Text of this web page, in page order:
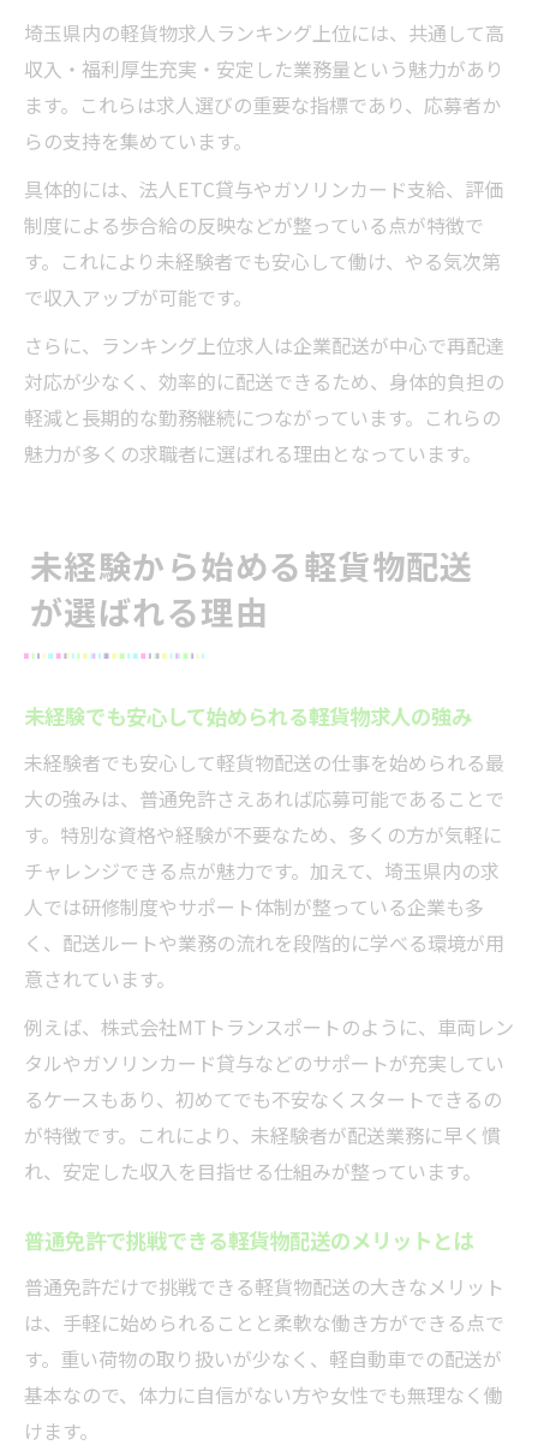
埼玉県内の軽貨物求人ランキング上位には、共通して高
収入・福利厚生充実・安定した業務量という魅力があり
ます。これらは求人選びの重要な指標であり、応募者か
らの支持を集めています。
具体的には、法人ETC貸与やガソリンカード支給、評価
制度による歩合給の反映などが整っている点が特徴で
す。これにより未経験者でも安心して働け、やる気次第
で収入アップが可能です。
さらに、ランキング上位求人は企業配送が中心で再配達
対応が少なく、効率的に配送できるため、身体的負担の
軽減と長期的な勤務継続につながっています。これらの
魅力が多くの求職者に選ばれる理由となっています。
未経験から始める軽貨物配送
が選ばれる理由
未経験でも安心して始められる軽貨物求人の強み
未経験者でも安心して軽貨物配送の仕事を始められる最
大の強みは、普通免許さえあれば応募可能であることで
す。特別な資格や経験が不要なため、多くの方が気軽に
チャレンジできる点が魅力です。加えて、埼玉県内の求
人では研修制度やサポート体制が整っている企業も多
く、配送ルートや業務の流れを段階的に学べる環境が用
意されています。
例えば、株式会社MTトランスポートのように、車両レン
タルやガソリンカード貸与などのサポートが充実してい
るケースもあり、初めてでも不安なくスタートできるの
が特徴です。これにより、未経験者が配送業務に早く慣
れ、安定した収入を目指せる仕組みが整っています。
普通免許で挑戦できる軽貨物配送のメリットとは
普通免許だけで挑戦できる軽貨物配送の大きなメリット
は、手軽に始められることと柔軟な働き方ができる点で
す。重い荷物の取り扱いが少なく、軽自動車での配送が
基本なので、体力に自信がない方や女性でも無理なく働
けます。